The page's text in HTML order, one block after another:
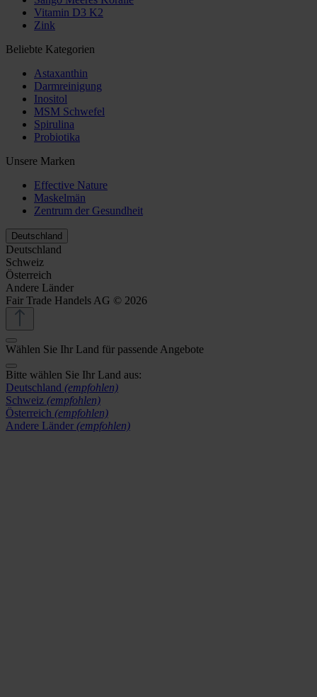
Vitamin D3 K2
Zink
Beliebte Kategorien
Astaxanthin
Darmreinigung
Inositol
MSM Schwefel
Spirulina
Probiotika
Unsere Marken
Effective Nature
Maskelmän
Zentrum der Gesundheit
Deutschland
Deutschland
Schweiz
Österreich
Andere Länder
Fair Trade Handels AG © 2026
Wählen Sie Ihr Land für passende Angebote
Bitte wählen Sie Ihr Land aus:
Deutschland (empfohlen)
Schweiz (empfohlen)
Österreich (empfohlen)
Andere Länder (empfohlen)